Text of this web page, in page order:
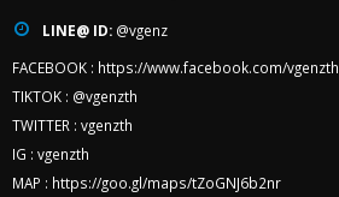
LINE@ ID: @vgenz
FACEBOOK : https://www.facebook.com/vgenzth
TIKTOK : @vgenzth
TWITTER : vgenzth
IG : vgenzth
MAP : https://goo.gl/maps/tZoGNJ6b2nr